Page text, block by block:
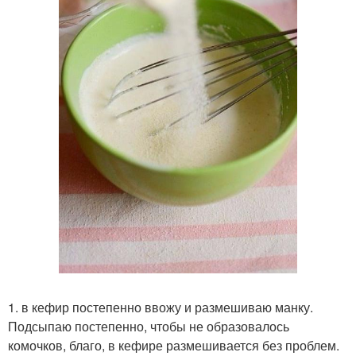
1. в кефир постепенно ввожу и размешиваю манку.
Подсыпаю постепенно, чтобы не образовалось
комочков, благо, в кефире размешивается без проблем.